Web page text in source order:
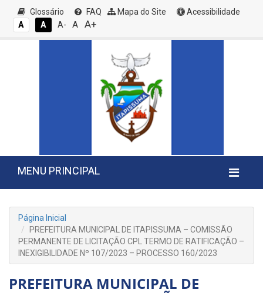
Glossário FAQ Mapa do Site
Acessibilidade
A
A A- A A+
MENU PRINCIPAL
Página Inicial
PREFEITURA MUNICIPAL DE ITAPISSUMA – COMISSÃO
PERMANENTE DE LICITAÇÃO CPL TERMO DE RATIFICAÇÃO –
INEXIGIBILIDADE Nº 107/2023 – PROCESSO 160/2023
PREFEITURA MUNICIPAL DE